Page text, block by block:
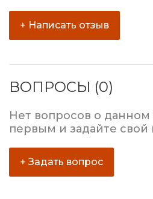
+ Написать отзыв
ВОПРОСЫ (0)
Нет вопросов о данном
первым и задайте свой
+ Задать вопрос